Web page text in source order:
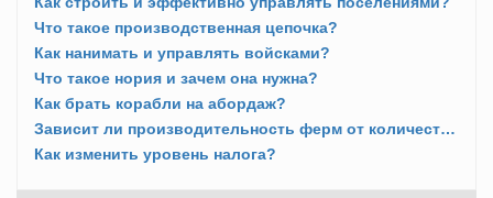
Что такое производственная цепочка?
Как нанимать и управлять войсками?
Что такое нория и зачем она нужна?
Как брать корабли на абордаж?
Зависит ли производительность ферм от количества полей?
Как изменить уровень налога?